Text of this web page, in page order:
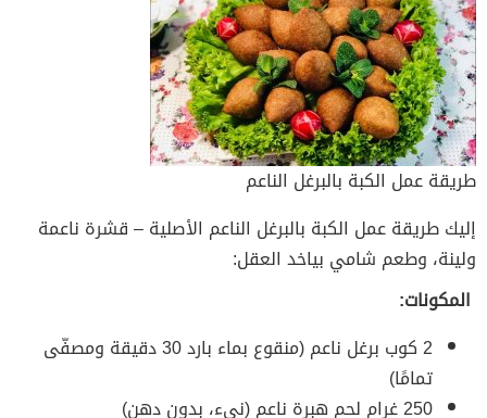
طريقة عمل الكبة بالبرغل الناعم
إليك طريقة عمل الكبة بالبرغل الناعم الأصلية – قشرة ناعمة
ولينة، وطعم شامي بياخد العقل:
المكونات:
2 كوب برغل ناعم (منقوع بماء بارد 30 دقيقة ومصفّى
تمامًا)
250 غرام لحم هبرة ناعم (نيء، بدون دهن)